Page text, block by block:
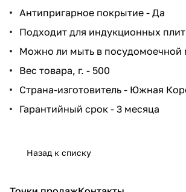
Антипригарное покрытие - Да
Подходит для индукционных
Можно ли мыть в посудомоечной
Вес товара, г. - 500
Страна-изготовитель - Южная
Гарантийный срок - 3 месяца
Назад к списку